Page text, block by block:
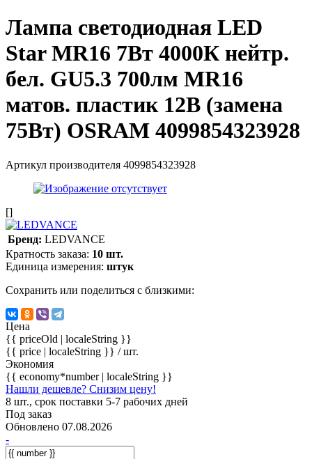
Лампа светодиодная LED
Star MR16 7Вт 4000К нейтр.
бел. GU5.3 700лм MR16
матов. пластик 12В (замена
75Вт) OSRAM 4099854323928
Артикул производителя 4099854323928
[]
Бренд: LEDVANCE
Кратность заказа: 10 шт.
Единица измерения: штук
Сохранить или поделиться с близкими:
Цена
{{ priceOld | localeString }}
{{ price | localeString }} / шт.
Экономия
{{ economy*number | localeString }}
Нашли дешевле? Снизим цену!
8 шт., срок поставки 5-7 рабочих дней
Под заказ
Обновлено 07.08.2026
-